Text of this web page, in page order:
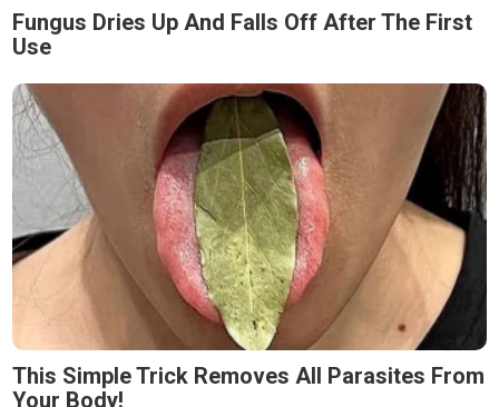
Fungus Dries Up And Falls Off After The First
Use
This Simple Trick Removes All Parasites From
Your Body!